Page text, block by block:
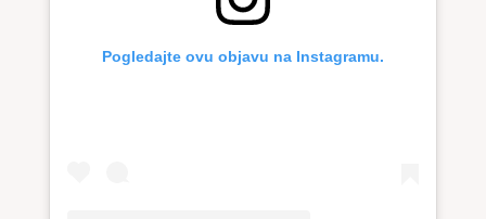
Pogledajte ovu objavu na Instagramu.